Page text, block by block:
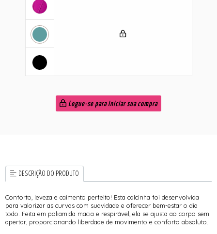
Logue-se para iniciar sua compra
DESCRIÇÃO DO PRODUTO
Conforto, leveza e caimento perfeito! Esta calcinha foi desenvolvida
para valorizar as curvas com suavidade e oferecer bem-estar o dia
todo. Feita em poliamida macia e respirável, ela se ajusta ao corpo sem
apertar, proporcionando liberdade de movimento e conforto absoluto.